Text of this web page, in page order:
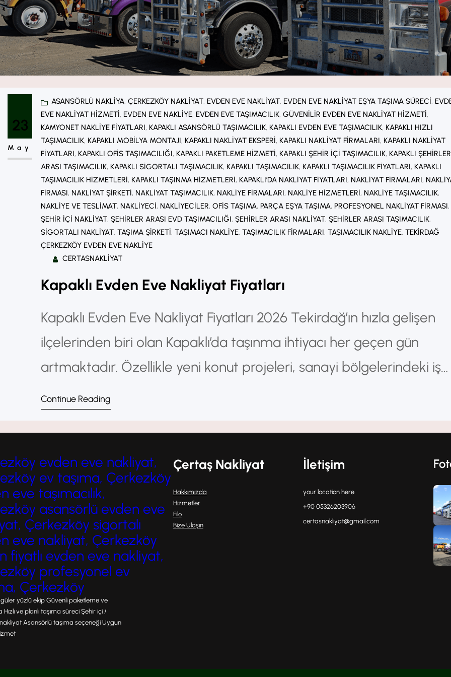
23
May
ASANSÖRLÜ NAKLIYA, ÇERKEZKÖY NAKLIYAT, EVDEN EVE NAKLIYAT, EVDEN EVE NAKLIYAT EŞYA TAŞIMA SÜRECI,
EVE NAKLIYAT HIZMETI, EVDEN EVE NAKLIYE, EVDEN EVE TAŞIMACILIK, GÜVENILIR EVDEN EVE NAKLIYAT HIZMETI
KAMYONET NAKLIYE FIYATLARI, KAPAKLI ASANSÖRLÜ TAŞIMACILIK, KAPAKLI EVDEN EVE TAŞIMACILIK, KAPAKLI HIZLI
TAŞIMACILIK, KAPAKLI MOBILYA MONTAJI, KAPAKLI NAKLIYAT EKSPERI, KAPAKLI NAKLIYAT FIRMALARI, KAPAKLI NAKLIYAT
FIYATLARI, KAPAKLI OFIS TAŞIMACILIĞI, KAPAKLI PAKETLEME HIZMETI, KAPAKLI ŞEHIR IÇI TAŞIMACILIK, KAPAKLI ŞEHIRLER
ARASI TAŞIMACILIK, KAPAKLI SIGORTALI TAŞIMACILIK, KAPAKLI TAŞIMACILIK, KAPAKLI TAŞIMACILIK FIYATLARI, KAPAKLI
TAŞIMACILIK HIZMETLERI, KAPAKLI TAŞINMA HIZMETLERI, KAPAKLI’DA NAKLIYAT FIYATLARI, NAKLIYAT FIRMALARI,
FIRMASI, NAKLIYAT ŞIRKETI, NAKLIYAT TAŞIMACILIK, NAKLIYE FIRMALARI, NAKLIYE HIZMETLERI, NAKLIYE TAŞIMACILIK
NAKLIYE VE TESLIMAT, NAKLIYECI, NAKLIYECILER, OFIS TAŞIMA, PARÇA EŞYA TAŞIMA, PROFESYONEL NAKLIYAT FIRMASI
ŞEHIR IÇI NAKLIYAT, ŞEHIRLER ARASI EVD TAŞIMACILIĞI, ŞEHIRLER ARASI NAKLIYAT, ŞEHIRLER ARASI TAŞIMACILIK
SIGORTALI NAKLIYAT, TAŞIMA ŞIRKETI, TAŞIMACI NAKLIYE, TAŞIMACILIK FIRMALARI, TAŞIMACILIK NAKLIYE, TEKIRDAĞ
ÇERKEZKÖY EVDEN EVE NAKLIYE
CERTASNAKLIYAT
Kapaklı Evden Eve Nakliyat Fiyatları
Kapaklı Evden Eve Nakliyat Fiyatları 2026 Tekirdağ’ın hızla gelişen
ilçelerinden biri olan Kapaklı’da taşınma ihtiyacı her geçen gün
artmaktadır. Özellikle yeni konut projeleri, sanayi bölgelerindeki iş
imkanları ve nüfus yoğunluğunun artması nedeniyle evden eve
araştırmaktadır. Kapaklı’da…
Continue Reading
evden eve nakliyat,
ev taşıma, Çerkezköy
eve taşımacılık,
asansörlü evden eve
Çerkezköy sigortalı
eve nakliyat, Çerkezköy
fiyatlı evden eve nakliyat,
profesyonel ev
Çerkezköy
yüzlü ekip Güvenli paketleme ve
ve planlı taşıma süreci Şehir içi /
Asansörlü taşıma seçeneği Uygun
Çertaş Nakliyat
Hakkımızda
Hizmetler
Filo
Bize Ulaşın
İletişim
your location here
+90 05326203906
certasnakliyat@gmail.com